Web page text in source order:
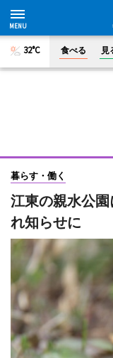
32°C 食べる 見
暮らす・働く
江東の親水公
れ知らせに